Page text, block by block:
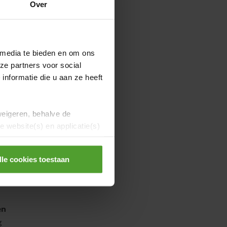
Over
te bieden en om ons
partners voor social
die u aan ze heeft
behalve de
website(s) en applicatie(s)
cookies toestaan